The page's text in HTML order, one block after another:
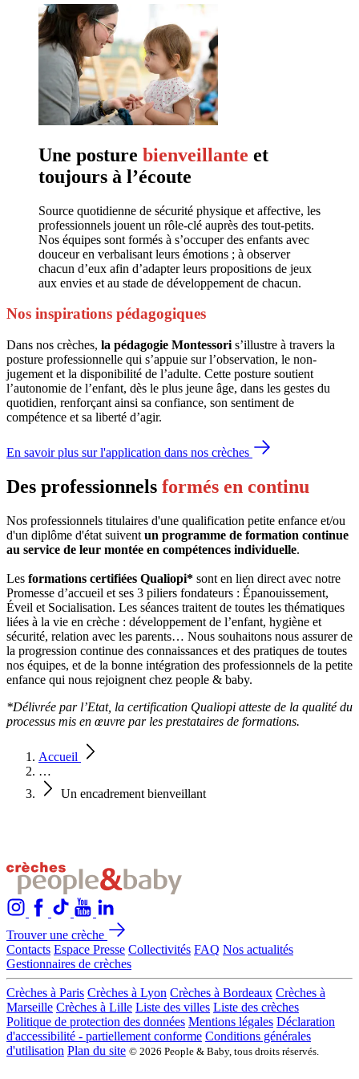
Une posture bienveillante et
toujours à l’écoute
Source quotidienne de sécurité physique et affective, les
professionnels jouent un rôle-clé auprès des tout-petits.
Nos équipes sont formés à s’occuper des enfants avec
douceur en verbalisant leurs émotions ; à observer
chacun d’eux afin d’adapter leurs propositions de jeux
aux envies et au stade de développement de chacun.
Nos inspirations pédagogiques
Dans nos crèches, la pédagogie Montessori s’illustre à travers la
posture professionnelle qui s’appuie sur l’observation, le non-
jugement et la disponibilité de l’adulte. Cette posture soutient
l’autonomie de l’enfant, dès le plus jeune âge, dans les gestes du
quotidien, renforçant ainsi sa confiance, son sentiment de
compétence et sa liberté d’agir.
En savoir plus sur l'application dans nos crèches
Des professionnels formés en continu
Nos professionnels titulaires d'une qualification petite enfance et/ou
d'un diplôme d'état suivent un programme de formation continue
au service de leur montée en compétences individuelle.
Les formations certifiées Qualiopi* sont en lien direct avec notre
Promesse d’accueil et ses 3 piliers fondateurs : Épanouissement,
Éveil et Socialisation. Les séances traitent de toutes les thématiques
liées à la vie en crèche : développement de l’enfant, hygiène et
sécurité, relation avec les parents… Nous souhaitons nous assurer de
la progression continue des connaissances et des pratiques de toutes
nos équipes, et de la bonne intégration des professionnels de la petite
enfance qui nous rejoignent chez people & baby.
*Délivrée par l’Etat, la certification Qualiopi atteste de la qualité du
processus mis en œuvre par les prestataires de formations.
Accueil
…
Un encadrement bienveillant
Trouver une crèche
Contacts Espace Presse Collectivités FAQ Nos actualités
Gestionnaires de crèches
Crèches à Paris Crèches à Lyon Crèches à Bordeaux Crèches à
Marseille Crèches à Lille Liste des villes Liste des crèches
Politique de protection des données Mentions légales Déclaration
d'accessibilité - partiellement conforme Conditions générales
d'utilisation Plan du site © 2026 People & Baby, tous droits réservés.